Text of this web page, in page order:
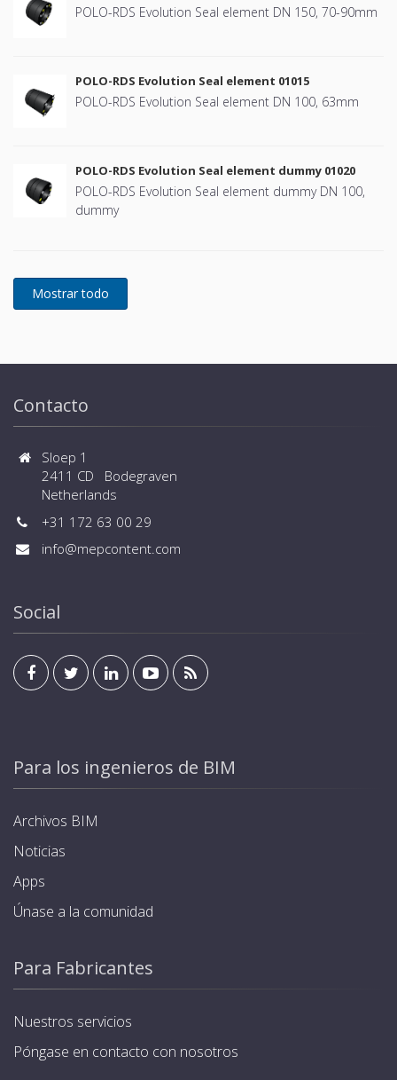
POLO-RDS Evolution Seal element DN 150, 70-90mm
POLO-RDS Evolution Seal element 01015
POLO-RDS Evolution Seal element DN 100, 63mm
POLO-RDS Evolution Seal element dummy 01020
POLO-RDS Evolution Seal element dummy DN 100,
dummy
Contacto
Sloep 1
2411 CD Bodegraven
Netherlands
+31 172 63 00 29
info@mepcontent.com
Social
Para los ingenieros de BIM
Archivos BIM
Noticias
Apps
Únase a la comunidad
Para Fabricantes
Nuestros servicios
Póngase en contacto con nosotros